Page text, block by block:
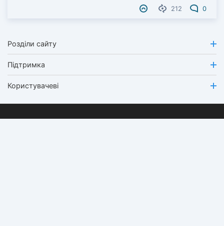
212 0
Розділи сайту
Підтримка
Користувачеві